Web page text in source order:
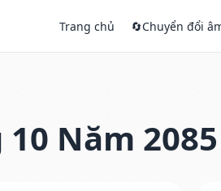
Trang chủ 🔄Chuyển đổi
Năm 2085